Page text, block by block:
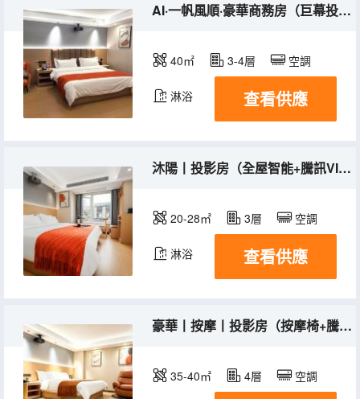
AI·一帆風順·豪華商務房（巨幕投影VIP+舒適辦公）
40㎡ 3-4層 空調
淋浴 查看供應
沐陽丨投影房（全屋智能+騰訊VIP+定製床墊）
20-28㎡ 3層 空調
淋浴 查看供應
豪華丨按摩丨投影房（按摩椅+騰訊VIP+全屋智能+辦公）
35-40㎡ 4層 空調